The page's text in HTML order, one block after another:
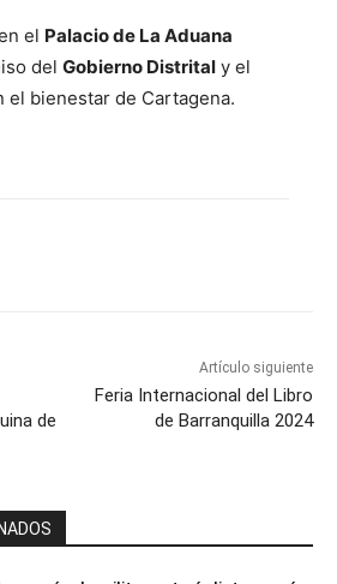
el Palacio de La Aduana
del Gobierno Distrital y el
el bienestar de Cartagena.
de
Artículo siguiente
Feria Internacional del Libro
de Barranquilla 2024